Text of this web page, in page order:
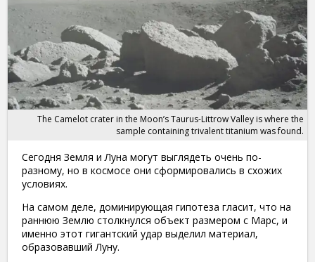
The Camelot crater in the Moon’s Taurus-Littrow Valley is where the
sample containing trivalent titanium was found.
Сегодня Земля и Луна могут выглядеть очень по-
разному, но в космосе они сформировались в схожих
условиях.
На самом деле, доминирующая гипотеза гласит, что на
раннюю Землю столкнулся объект размером с Марс, и
именно этот гигантский удар выделил материал,
образовавший Луну.